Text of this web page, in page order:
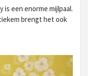
is een enorme mijlpaal.
brengt het ook